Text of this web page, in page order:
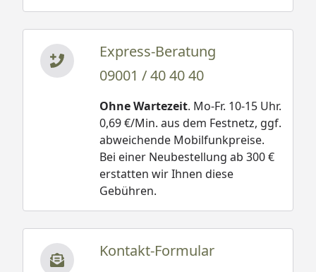
Express-Beratung
09001 / 40 40 40
Ohne Wartezeit. Mo-Fr. 10-15 Uhr.
0,69 €/Min. aus dem Festnetz, ggf.
abweichende Mobilfunkpreise.
Bei einer Neubestellung ab 300 €
erstatten wir Ihnen diese
Gebühren.
Kontakt-Formular